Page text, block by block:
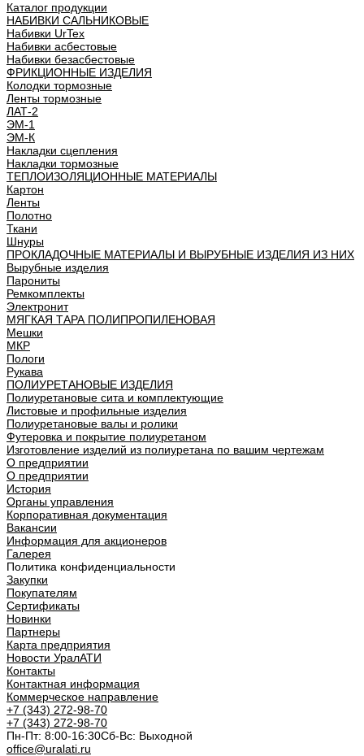
Каталог продукции
НАБИВКИ САЛЬНИКОВЫЕ
Набивки UrTex
Набивки асбестовые
Набивки безасбестовые
ФРИКЦИОННЫЕ ИЗДЕЛИЯ
Колодки тормозные
Ленты тормозные
ЛАТ-2
ЭМ-1
ЭМ-К
Накладки сцепления
Накладки тормозные
ТЕПЛОИЗОЛЯЦИОННЫЕ МАТЕРИАЛЫ
Картон
Ленты
Полотно
Ткани
Шнуры
ПРОКЛАДОЧНЫЕ МАТЕРИАЛЫ И ВЫРУБНЫЕ ИЗДЕЛИЯ ИЗ НИХ
Вырубные изделия
Парониты
Ремкомплекты
Электронит
МЯГКАЯ ТАРА ПОЛИПРОПИЛЕНОВАЯ
Мешки
МКР
Пологи
Рукава
ПОЛИУРЕТАНОВЫЕ ИЗДЕЛИЯ
Полиуретановые сита и комплектующие
Листовые и профильные изделия
Полиуретановые валы и ролики
Футеровка и покрытие полиуретаном
Изготовление изделий из полиуретана по вашим чертежам
О предприятии
О предприятии
История
Органы управления
Корпоративная документация
Вакансии
Информация для акционеров
Галерея
Политика конфиденциальности
Закупки
Покупателям
Сертификаты
Новинки
Партнеры
Карта предприятия
Новости УралАТИ
Контакты
Контактная информация
Коммерческое направление
+7 (343) 272-98-70
+7 (343) 272-98-70
Пн-Пт: 8:00-16:30Cб-Вс: Выходной
office@uralati.ru